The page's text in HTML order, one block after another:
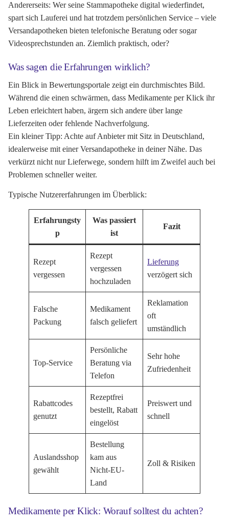
Andererseits: Wer seine Stammapotheke digital wiederfindet,
spart sich Lauferei und hat trotzdem persönlichen Service – viele
Versandapotheken bieten telefonische Beratung oder sogar
Videosprechstunden an. Ziemlich praktisch, oder?
Was sagen die Erfahrungen wirklich?
Ein Blick in Bewertungsportale zeigt ein durchmischtes Bild.
Während die einen schwärmen, dass Medikamente per Klick ihr
Leben erleichtert haben, ärgern sich andere über lange
Lieferzeiten oder fehlende Nachverfolgung.
Ein kleiner Tipp: Achte auf Anbieter mit Sitz in Deutschland,
idealerweise mit einer Versandapotheke in deiner Nähe. Das
verkürzt nicht nur Lieferwege, sondern hilft im Zweifel auch bei
Problemen schneller weiter.
Typische Nutzererfahrungen im Überblick:
Erfahrungsty
p
Was passiert
ist
Fazit
Rezept
vergessen
Rezept
vergessen
hochzuladen
Lieferung
verzögert sich
Falsche
Packung
Medikament
falsch geliefert
Reklamation
oft
umständlich
Top-Service
Persönliche
Beratung via
Telefon
Sehr hohe
Zufriedenheit
Rabattcodes
genutzt
Rezeptfrei
bestellt, Rabatt
eingelöst
Preiswert und
schnell
Auslandsshop
gewählt
Bestellung
kam aus
Nicht-EU-
Land
Zoll & Risiken
Medikamente per Klick: Worauf solltest du achten?